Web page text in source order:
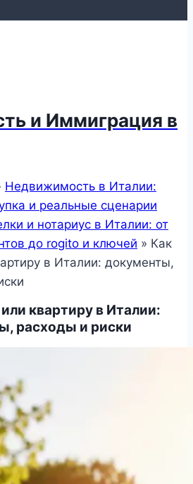
и Иммиграция в
Недвижимость в Италии:
и реальные сценарии
и нотариус в Италии: от
до rogito и ключей » Как
в Италии: документы,
квартиру в Италии:
расходы и риски